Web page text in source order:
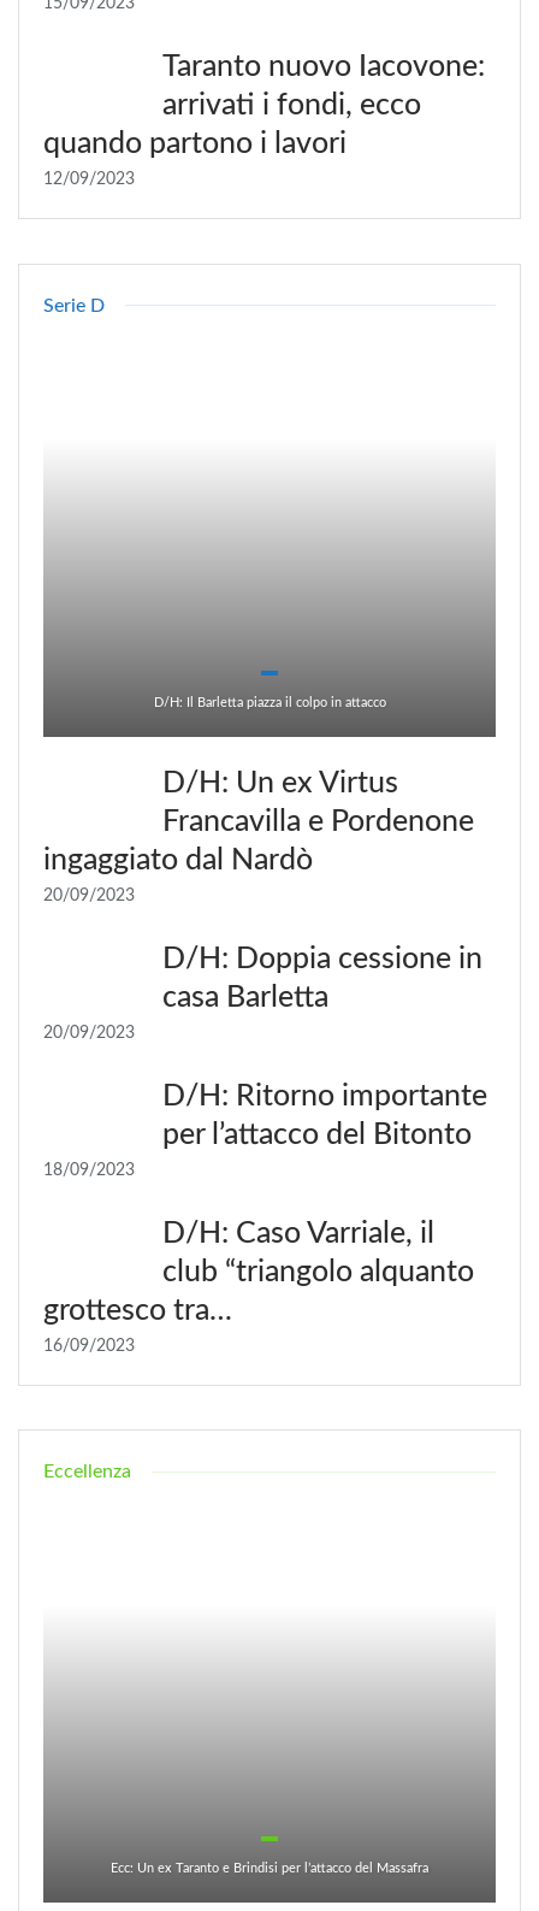
15/09/2023
Taranto nuovo Iacovone:
arrivati i fondi, ecco
quando partono i lavori
12/09/2023
Serie D
D/H: Il Barletta piazza il colpo in attacco
D/H: Un ex Virtus
Francavilla e Pordenone
ingaggiato dal Nardò
20/09/2023
D/H: Doppia cessione in
casa Barletta
20/09/2023
D/H: Ritorno importante
per l’attacco del Bitonto
18/09/2023
D/H: Caso Varriale, il
club “triangolo alquanto
grottesco tra…
16/09/2023
Eccellenza
Ecc: Un ex Taranto e Brindisi per l’attacco del Massafra